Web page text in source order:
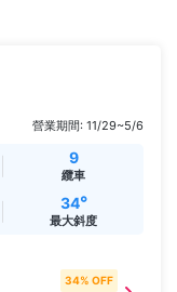
營業期間: 11/29~5/6
9
纜車
34°
最大斜度
34% OFF